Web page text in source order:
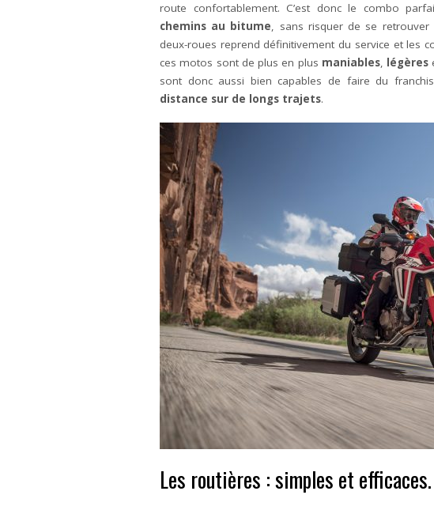
route confortablement. C’est donc le combo
chemins au bitume, sans risquer de se retrouver
deux-roues reprend définitivement du service et les
ces motos sont de plus en plus maniables, légères
sont donc aussi bien capables de faire du
distance sur de longs trajets.
Les routières : simples et efficaces.